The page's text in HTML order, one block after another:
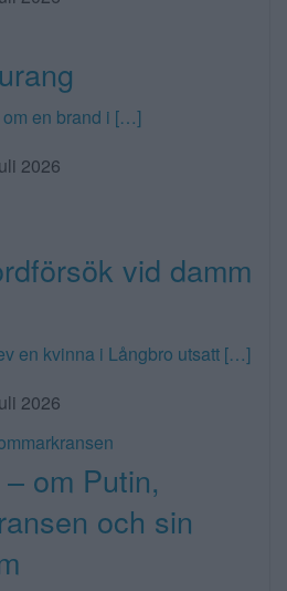
en brand i […]
2026
vid damm
en kvinna i Långbro utsatt […]
2026
om Putin,
och sin